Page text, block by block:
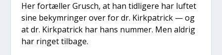
Her for­tæl­ler Grusch, at han tid­li­ge­re har luf­tet
sine bekym­rin­ger over for dr. Kirk­pa­tri­ck — og
at dr. Kirk­pa­tri­ck har hans num­mer. Men aldrig
har rin­get til­ba­ge.